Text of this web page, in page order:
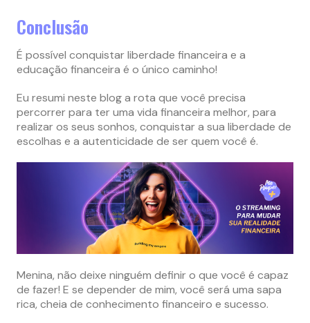
Conclusão
É possível conquistar liberdade financeira e a
educação financeira é o único caminho!
Eu resumi neste blog a rota que você precisa
percorrer para ter uma vida financeira melhor, para
realizar os seus sonhos, conquistar a sua liberdade de
escolhas e a autenticidade de ser quem você é.
Menina, não deixe ninguém definir o que você é capaz
de fazer! E se depender de mim, você será uma sapa
rica, cheia de conhecimento financeiro e sucesso.